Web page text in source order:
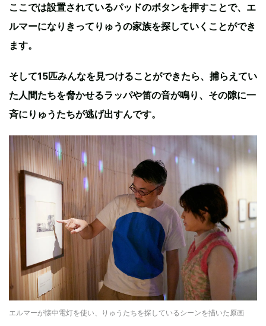
ここでは設置されているパッドのボタンを押すことで、エ
ルマーになりきってりゅうの家族を探していくことができ
ます。
そして15匹みんなを見つけることができたら、捕らえてい
た人間たちを脅かせるラッパや笛の音が鳴り、その隙に一
斉にりゅうたちが逃げ出すんです。
エルマーが懐中電灯を使い、りゅうたちを探しているシーンを描いた原画